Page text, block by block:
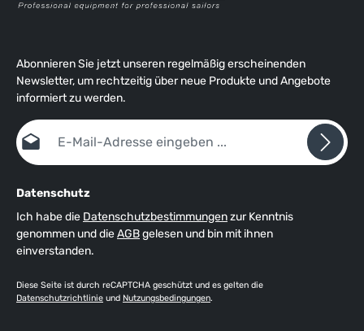
Abonnieren Sie jetzt unseren regelmäßig erscheinenden
Newsletter, um rechtzeitig über neue Produkte und Angebote
informiert zu werden.
E-Mail-Adresse*
Datenschutz
Ich habe die Datenschutzbestimmungenzur Kenntnis
genommen und dieAGBgelesen und bin mit ihnen
einverstanden.
Diese Seite ist durch reCAPTCHA geschützt und es gelten die
Datenschutzrichtlinie und Nutzungsbedingungen.